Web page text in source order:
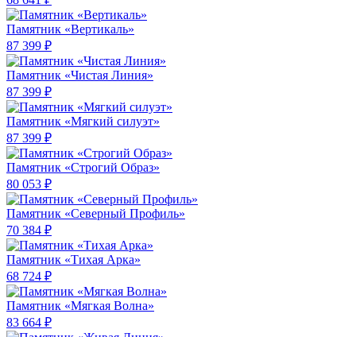
Памятник «Вертикаль»
87 399 ₽
Памятник «Чистая Линия»
87 399 ₽
Памятник «Мягкий силуэт»
87 399 ₽
Памятник «Строгий Образ»
80 053 ₽
Памятник «Северный Профиль»
70 384 ₽
Памятник «Тихая Арка»
68 724 ₽
Памятник «Мягкая Волна»
83 664 ₽